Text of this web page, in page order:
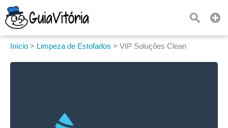
Início > Limpeza de Estofados > VIP Soluções Clean